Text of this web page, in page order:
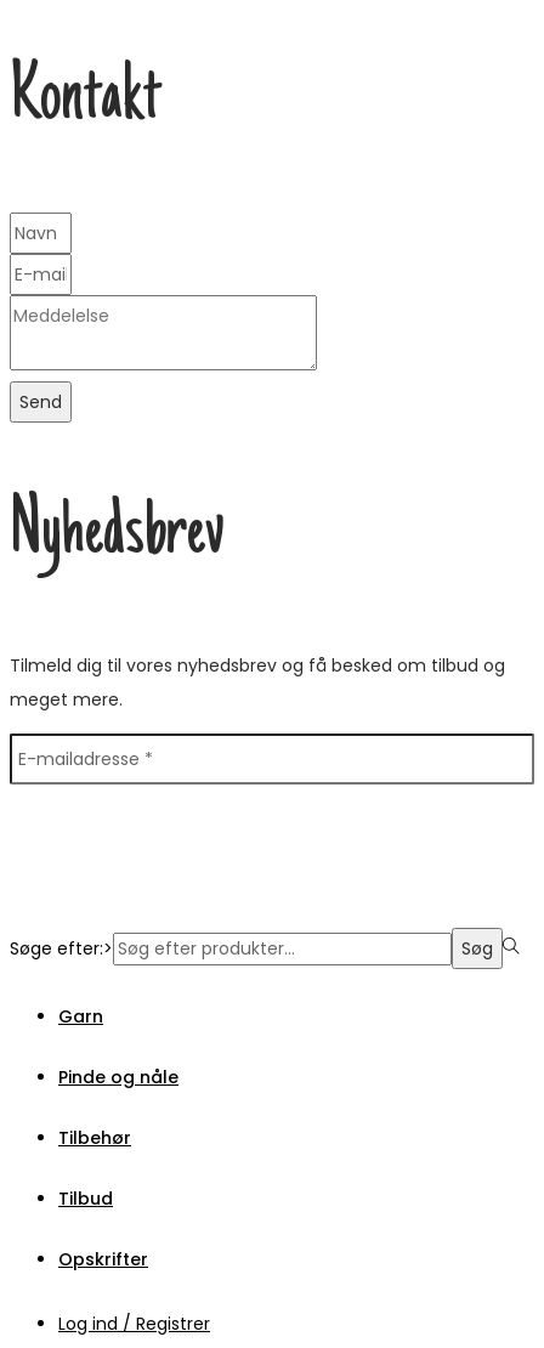
Kontakt
Send
Nyhedsbrev
Tilmeld dig til vores nyhedsbrev og få besked om tilbud og
meget mere.
Søge efter:> Søg
Garn
Pinde og nåle
Tilbehør
Tilbud
Opskrifter
Log ind / Registrer